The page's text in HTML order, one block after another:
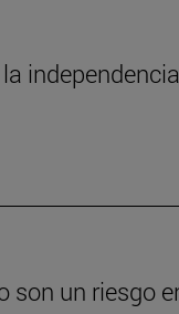
son un riesgo